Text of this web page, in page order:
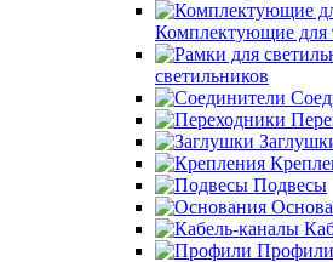
Комплектующие для
светильников
Подвесы
Профили